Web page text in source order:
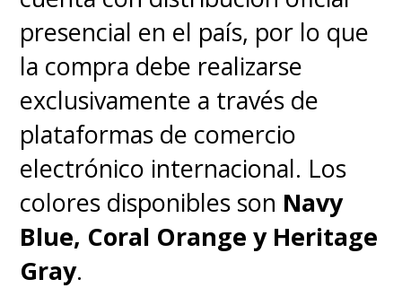
presencial en el país, por lo que
la compra debe realizarse
exclusivamente a través de
plataformas de comercio
electrónico internacional. Los
colores disponibles son Navy
Blue, Coral Orange y Heritage
Gray.